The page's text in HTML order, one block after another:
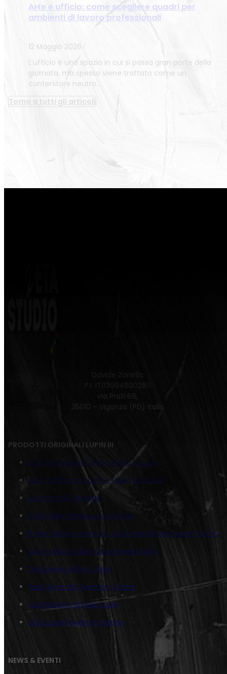
Arte e ufficio: come scegliere quadri per
ambienti di lavoro professionali
12 Maggio 2026
L’ufficio è uno spazio in cui si passa gran parte della
giornata, ma spesso viene trattato come un
contenitore neutro…
Torna a tutti gli articoli
P.I. IT03994600280
via Prati 66,
35010 – Vigonza (PD) Italia
PRODOTTI ORIGINALI LUPIN III
Juta Sempre più Veloci Fujiko e Lupin
Juta Caffè con Lupin e Fujiko Variante
Juta Piccoli Zenigata
Tela Fujiko distesa con pistola
5 tele Fatte a mano su Juta originali serie Lupin Comic
Juta Fujiko e Lupin Occhi negli Occhi
Tela Series Action Jigen
Tela Verticale Goemon Comic
Juta Ritratto Smoke Lupin
Juta Lupin III ladro in azione
NEWS & EVENTI